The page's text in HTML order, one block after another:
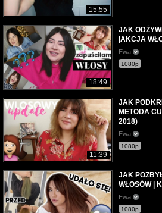
15:55
18:49
JAK
|AKCJA
Ewa
1080p
11:39
JAK
METODA
2018)
Ewa
1080p
JAK
WŁOSÓW |
Ewa
1080p